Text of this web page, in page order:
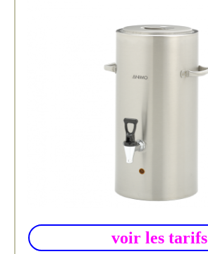
voir les tarifs